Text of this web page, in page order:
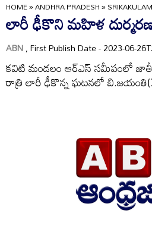
HOME»ANDHRA PRADESH»SRIKAKULAM
లారీ ఢీకొని మహిళ
ABN, First Publish Date - 2023-06-
కవిటి మండలం ఆర్‌ఎస్‌ సమీపంలో
రాత్రి లారీ ఢీకొన్న ఘటనలో